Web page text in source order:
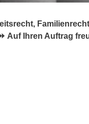
Auf Ihren Auftrag